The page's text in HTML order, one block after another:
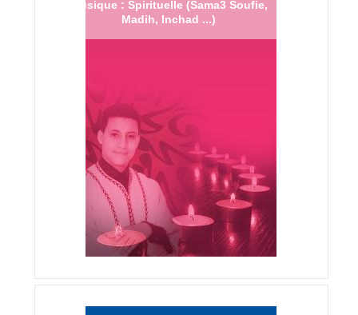
Musique : Spirituelle (Sama3 Soufie,
Madih, Inchad ...)